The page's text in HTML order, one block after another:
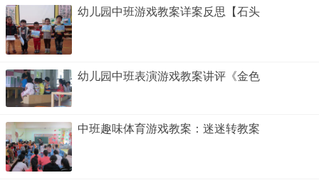
幼儿园中班游戏教案详案反思【石头
幼儿园中班表演游戏教案讲评《金色
中班趣味体育游戏教案：迷迷转教案